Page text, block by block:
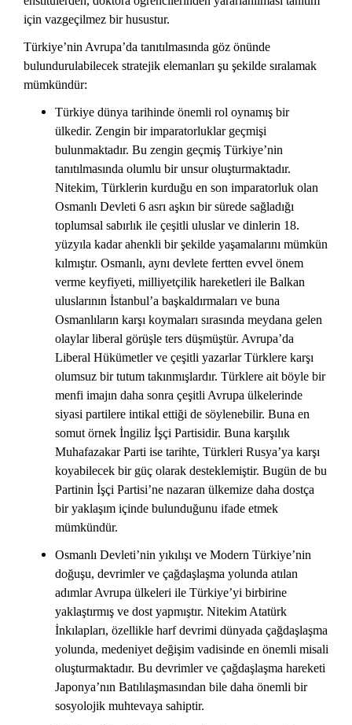
için vazgeçilmez bir husustur.
Türkiye’nin Avrupa’da tanıtılmasında göz önünde
bulundurulabilecek stratejik elemanları şu şekilde sıralamak
mümkündür:
Türkiye dünya tarihinde önemli rol oynamış bir
ülkedir. Zengin bir imparatorluklar geçmişi
bulunmaktadır. Bu zengin geçmiş Türkiye’nin
tanıtılmasında olumlu bir unsur oluşturmaktadır.
Nitekim, Türklerin kurduğu en son imparatorluk olan
Osmanlı Devleti 6 asrı aşkın bir sürede sağladığı
toplumsal sabırlık ile çeşitli uluslar ve dinlerin 18.
yüzyıla kadar ahenkli bir şekilde yaşamalarını mümkün
kılmıştır. Osmanlı, aynı devlete fertten evvel önem
verme keyfiyeti, milliyetçilik hareketleri ile Balkan
uluslarının İstanbul’a başkaldırmaları ve buna
Osmanlıların karşı koymaları sırasında meydana gelen
olaylar liberal görüşle ters düşmüştür. Avrupa’da
Liberal Hükümetler ve çeşitli yazarlar Türklere karşı
olumsuz bir tutum takınmışlardır. Türklere ait böyle bir
menfi imajın daha sonra çeşitli Avrupa ülkelerinde
siyasi partilere intikal ettiği de söylenebilir. Buna en
somut örnek İngiliz İşçi Partisidir. Buna karşılık
Muhafazakar Parti ise tarihte, Türkleri Rusya’ya karşı
koyabilecek bir güç olarak desteklemiştir. Bugün de bu
Partinin İşçi Partisi’ne nazaran ülkemize daha dostça
bir yaklaşım içinde bulunduğunu ifade etmek
mümkündür.
Osmanlı Devleti’nin yıkılışı ve Modern Türkiye’nin
doğuşu, devrimler ve çağdaşlaşma yolunda atılan
adımlar Avrupa ülkeleri ile Türkiye’yi birbirine
yaklaştırmış ve dost yapmıştır. Nitekim Atatürk
İnkılapları, özellikle harf devrimi dünyada çağdaşlaşma
yolunda, medeniyet değişim vadisinde en önemli misali
oluşturmaktadır. Bu devrimler ve çağdaşlaşma hareketi
Japonya’nın Batılılaşmasından bile daha önemli bir
sosyolojik muhtevaya sahiptir.